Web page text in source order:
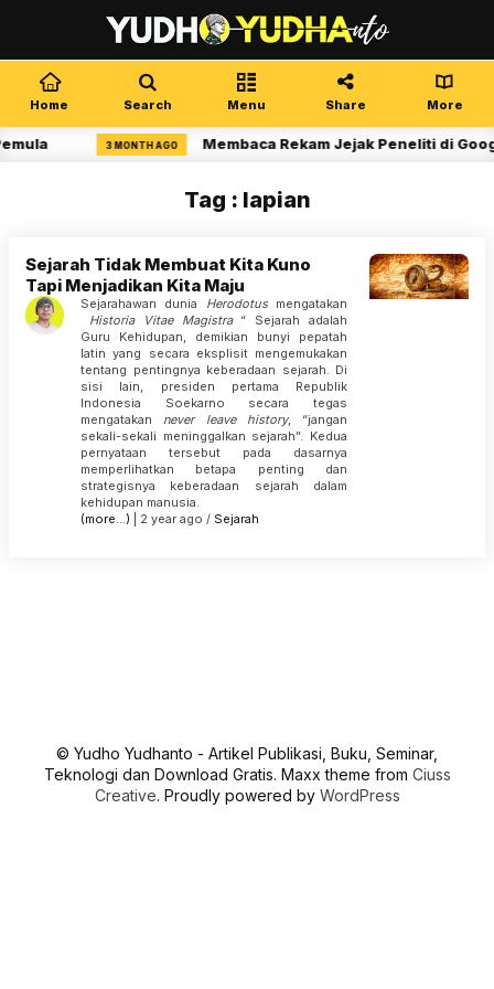
Home Search Menu Share More
3 MONTH AGO Membaca Rekam Jejak Peneliti di
Tag : lapian
Sejarah Tidak Membuat Kita Kuno
Tapi Menjadikan Kita Maju
Sejarahawan dunia Herodotus mengatakan
Historia Vitae Magistra“ Sejarah adalah
Guru Kehidupan, demikian bunyi pepatah
latin yang secara eksplisit mengemukakan
tentang pentingnya keberadaan sejarah. Di
sisi lain, presiden pertama Republik
Indonesia Soekarno secara tegas
mengatakan never leave history, “jangan
sekali-sekali meninggalkan sejarah”. Kedua
pernyataan tersebut pada dasarnya
memperlihatkan betapa penting dan
strategisnya keberadaan sejarah dalam
kehidupan manusia.
(more…) | 2 year ago / Sejarah
© Yudho Yudhanto - Artikel Publikasi, Buku, Seminar,
Teknologi dan Download Gratis. Maxx theme from Ciuss
Creative. Proudly powered by WordPress